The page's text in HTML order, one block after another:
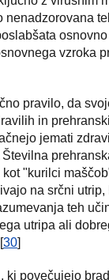
nenadzorovana
vzroka
pravilo, da
in
jemati
"kurilci
na srčni utrip,
teh
utripa ali
30]
ki povečujejo